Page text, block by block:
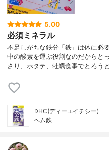
5.00
必須ミネラル
不足しがちな鉄分「鉄」は体に必
中の酸素を運ぶ役割なのだからと
さり、ホタテ、牡蠣食事でとろう
DHC(ディーエイチシー)
ヘム鉄